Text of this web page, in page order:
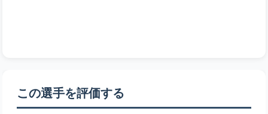
この選手を評価する